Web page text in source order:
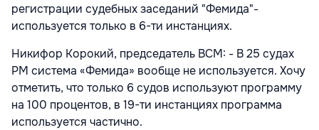
регистрации судебных заседаний "Фемида"-
используется только в 6-ти инстанциях.
Никифор Корокий, председатель ВСМ: - В 25 судах
РМ система «Фемида» вообще не используется. Хочу
отметить, что только 6 судов используют программу
на 100 процентов, в 19-ти инстанциях программа
используется частично.